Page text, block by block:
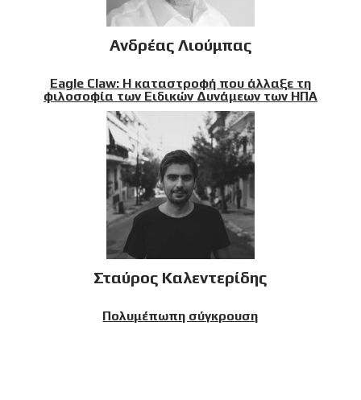
Ανδρέας Λιούμπας
Eagle Claw: Η καταστροφή που άλλαξε τη
φιλοσοφία των Ειδικών Δυνάμεων των ΗΠΑ
Σταύρος Καλεντερίδης
Πολυμέπωπη σύγκρουση